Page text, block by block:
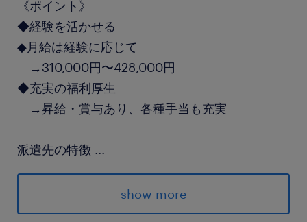
《ポイント》
◆経験を活かせる
◆月給は経験に応じて
→310,000円〜428,000円
◆充実の福利厚生
→昇給・賞与あり、各種手当も充実
派遣先の特徴 ...
モーターの専門メーカーとして、磁器回路技術を
ベースに顧客のニーズにあったアクチュエータを
提案する企業です。
show more